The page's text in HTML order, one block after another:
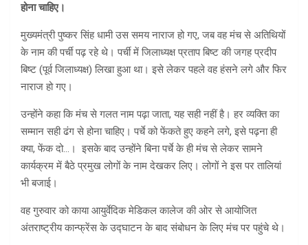
होना चाहिए।
मुख्यमंत्री पुष्कर सिंह धामी उस समय नाराज हो गए, जब वह मंच से अतिथियों
के नाम की पर्ची पढ़ रहे थे। पर्ची में जिलाध्यक्ष प्रताप बिष्ट की जगह प्रदीप
बिष्ट (पूर्व जिलाध्यक्ष) लिखा हुआ था। इसे लेकर पहले वह हंसने लगे और फिर
नाराज हो गए।
उन्होंने कहा कि मंच से गलत नाम पढ़ा जाता, यह सही नहीं है। हर व्यक्ति का
सम्मान सही ढंग से होना चाहिए। पर्चे को फेंकते हुए कहने लगे, इसे पढ़ना ही
क्या, फेंक दो…। इसके बाद उन्होंने बिना पर्चे के ही मंच से लेकर सामने
कार्यक्रम में बैठे प्रमुख लोगों के नाम देखकर लिए। लोगों ने इस पर तालियां
भी बजाई।
वह गुरुवार को काया आयुर्वेदिक मेडिकल कालेज की ओर से आयोजित
अंतराष्ट्रीय कान्फ्रेंस के उद्घाटन के बाद संबोधन के लिए मंच पर पहुंचे थे।